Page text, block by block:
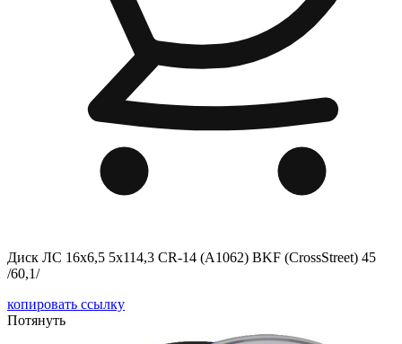
Диск ЛС 16x6,5 5x114,3 CR-14 (A1062) BKF (CrossStreet) 45
/60,1/
копировать ссылку
Потянуть